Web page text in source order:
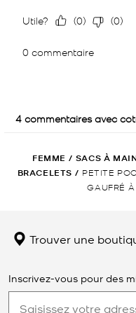
FEMME / SACS À
BRACELETS / PETITE
GAUFRÉ
Trouver une
Inscrivez-vous pour des